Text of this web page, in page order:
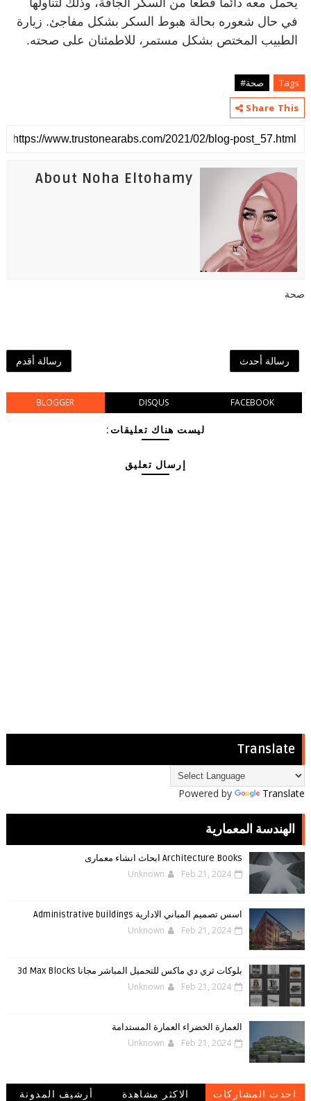
يحمل معه دائماً قطعاً من السكر الجافة، وذلك لتناولها
في حال شعوره بحالة هبوط السكر بشكل مفاجئ. زيارة
الطبيب المختص بشكل مستمر، للاطمئنان على صحته.
Tags
صحة#
Share This
About Noha Eltohamy
صحة
رسالة أحدث رسالة أقدم
BLOGGER DISQUS FACEBOOK
ليست هناك تعليقات:
إرسال تعليق
Translate
Powered by Translate
الهندسة المعمارية
Architecture Books ابحاث انشاء معمارى
Unknown Feb 21, 2024
اسس تصميم المباني الادارية Administrative buildings
Unknown Feb 21, 2024
بلوكات ثري دي ماكس للتحميل المباشر مجانا 3d Max Blocks
Unknown Feb 21, 2024
العمارة الخضراء العمارة المستدامة
Unknown Feb 21, 2024
احدث المشاركات الاكثر مشاهدة
أرشيف المدونة